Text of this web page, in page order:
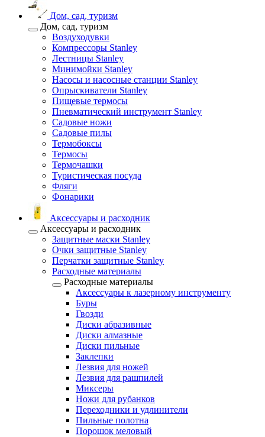
Дом, сад, туризм
Дом, сад, туризм
Воздуходувки
Компрессоры Stanley
Лестницы Stanley
Минимойки Stanley
Насосы и насосные станции Stanley
Опрыскиватели Stanley
Пищевые термосы
Пневматический инструмент Stanley
Садовые ножи
Садовые пилы
Термобоксы
Термосы
Термочашки
Туристическая посуда
Фляги
Фонарики
Аксессуары и расходник
Аксессуары и расходник
Защитные маски Stanley
Очки защитные Stanley
Перчатки защитные Stanley
Расходные материалы
Расходные материалы
Аксессуары к лазерному инструменту
Буры
Гвозди
Диски абразивные
Диски алмазные
Диски пильные
Заклепки
Лезвия для ножей
Лезвия для рашпилей
Миксеры
Ножи для рубанков
Переходники и удлинители
Пильные полотна
Порошок меловый